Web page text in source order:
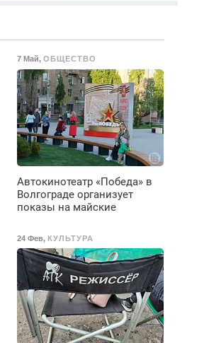
выходных.
Пенсионерам –
скидки до 40%.
Мастер со стажем.
7 Май, ОБЩЕСТВО
Автокинотеатр «Победа» в
Волгограде организует
показы на майские
24 Фев, КУЛЬТУРА